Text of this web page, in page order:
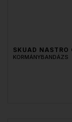
SKUAD NASTRO
KORMÁNYBANDÁZS